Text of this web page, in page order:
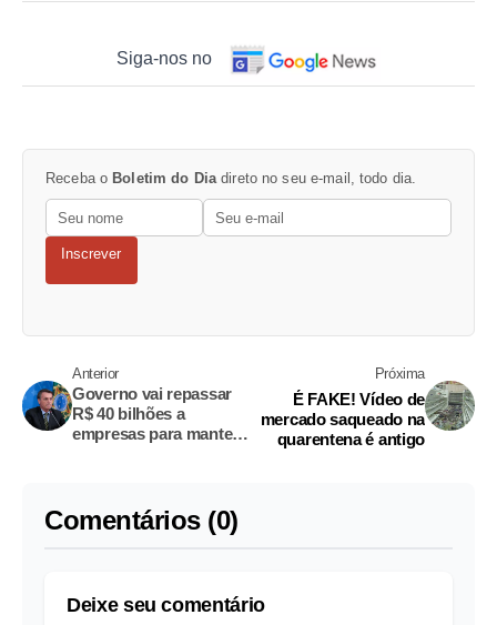
Siga-nos no
Receba o Boletim do Dia direto no seu e-mail, todo dia.
Inscrever
Anterior
Governo vai repassar
R$ 40 bilhões a
empresas para manter
Próxima
É FAKE! Vídeo de
mercado saqueado na
quarentena é antigo
Comentários (0)
Deixe seu comentário